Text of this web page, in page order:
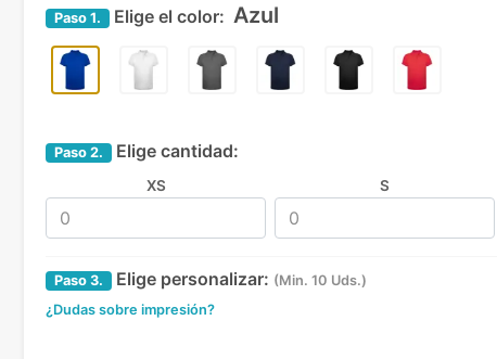
Paso 1. Elige el color: Azul
Paso 2. Elige cantidad:
XS S
Paso 3. Elige personalizar: (Min. 10 Uds.)
¿Dudas sobre impresión?